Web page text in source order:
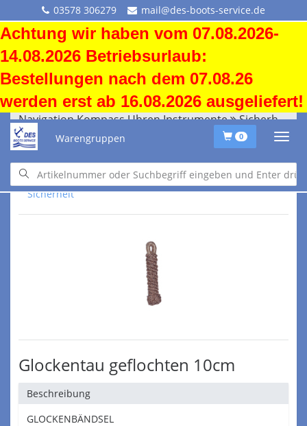
03578 306279 mail@des-boots-service.de
Achtung wir haben vom 07.08.2026-
14.08.2026 Betriebsurlaub:
Bestellungen nach dem 07.08.26
werden erst ab 16.08.2026 ausgeliefert!
Warengruppen 0
Navigation Kompass Uhren Instrumente Sicherheit
Navigation Kompass Uhren Instrumente
Sicherheit
Glockentau geflochten 10cm
Beschreibung
GLOCKENBÄNDSEL